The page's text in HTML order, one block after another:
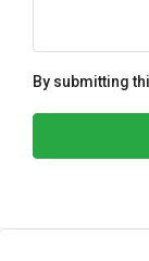
By submitting